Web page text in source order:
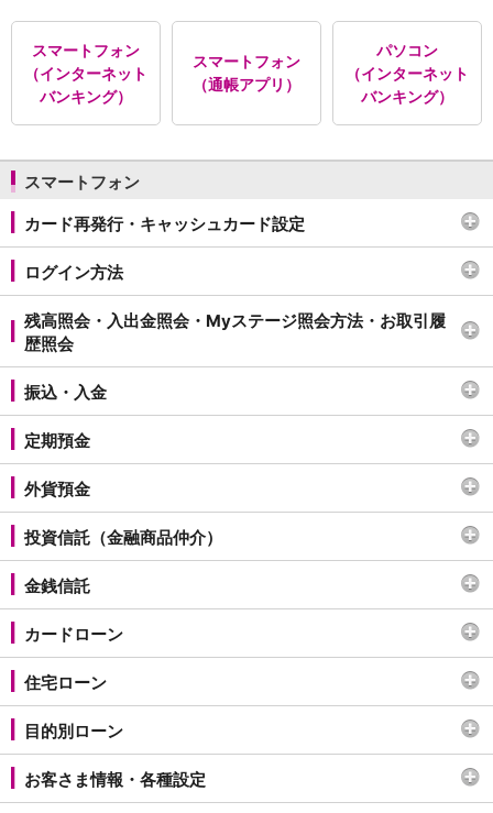
保険
個人年金保険
医療保険
がん保険
就業不能保険
海外旅行保険
スマホ保険
傷害保険
介護保険
カード
クレジットカード
デビットカード
インターネットバンキング
アプリ
イオン銀行アプリTOP
通帳アプリ
イオン銀行PayB
イオングループアプリ
iAEON
AEON Pay
支払・入金TOP
AEON Pay
口座振替サービス
自動入金サービス
WEB即時決済サービス
スマホ決済アプリ
公営競技
サービス
Myステージ
スマートフォン
（インターネット
バンキング）
スマートフォン
（通帳アプリ）
パソコン
（インターネット
バンキング）
スマートフォン
カード再発行・キャッシュカード設定
ログイン方法
残高照会・入出金照会・Myステージ照会方法・お取引履
歴照会
振込・入金
定期預金
外貨預金
投資信託（金融商品仲介）
金銭信託
カードローン
住宅ローン
目的別ローン
お客さま情報・各種設定